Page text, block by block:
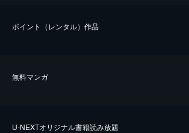
ポイント（レンタル）作品
無料マンガ
U-NEXTオリジナル書籍読み放題